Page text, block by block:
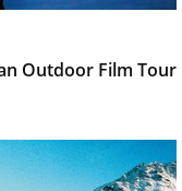
Outdoor Film Tour